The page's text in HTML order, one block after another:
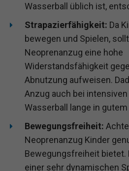
Wasserball üblich ist,
Strapazierfähigkeit: Da
bewegen und Spielen,
Neoprenanzug eine hohe
Widerstandsfähigkeit
Abnutzung aufweisen.
Anzug auch bei
Wasserball lange in
Bewegungsfreiheit:
Neoprenanzug Kinder
Bewegungsfreiheit bietet.
einer sehr dynamischen